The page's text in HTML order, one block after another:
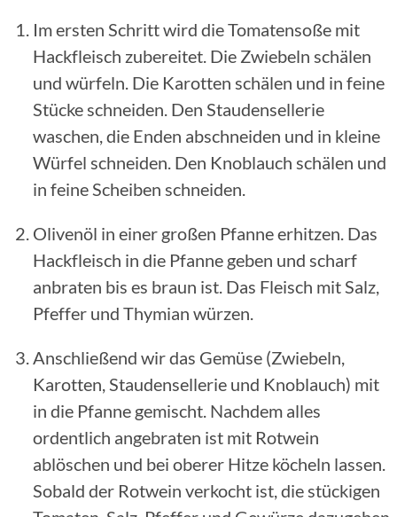
Im ersten Schritt wird die Tomatensoße mit
Hackfleisch zubereitet. Die Zwiebeln schälen
und würfeln. Die Karotten schälen und in feine
Stücke schneiden. Den Staudensellerie
waschen, die Enden abschneiden und in kleine
Würfel schneiden. Den Knoblauch schälen und
in feine Scheiben schneiden.
Olivenöl in einer großen Pfanne erhitzen. Das
Hackfleisch in die Pfanne geben und scharf
anbraten bis es braun ist. Das Fleisch mit Salz,
Pfeffer und Thymian würzen.
Anschließend wir das Gemüse (Zwiebeln,
Karotten, Staudensellerie und Knoblauch) mit
in die Pfanne gemischt. Nachdem alles
ordentlich angebraten ist mit Rotwein
ablöschen und bei oberer Hitze köcheln lassen.
Sobald der Rotwein verkocht ist, die stückigen